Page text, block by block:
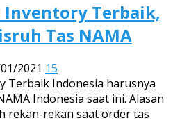
Inventory Terbaik,
Tas NAMA
2021 15
Terbaik Indonesia harusnya
Indonesia saat ini. Alasan
rekan-rekan saat order tas